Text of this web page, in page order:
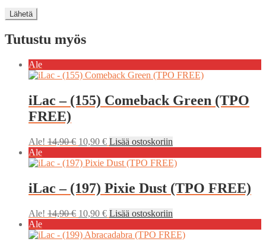
Tutustu myös
Ale
iLac – (155) Comeback Green (TPO
FREE)
Ale! 14,90€ Alkuperäinen
oli:
10,90 €Nykyinen
on:
Lisää ostoskoriin
Ale
iLac – (197) Pixie Dust (TPO FREE)
Ale! 14,90€ Alkuperäinen
oli:
10,90 €Nykyinen
on:
Lisää ostoskoriin
Ale